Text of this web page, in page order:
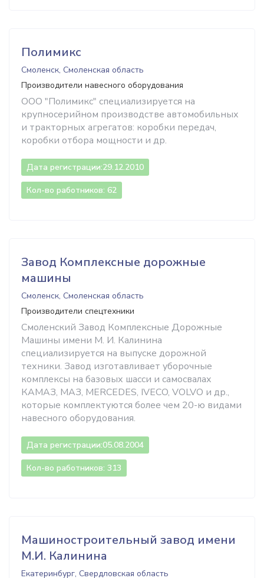
Полимикс
Смоленск, Смоленская область
Производители навесного оборудования
ООО "Полимикс" специализируется на
крупносерийном производстве автомобильных
и тракторных агрегатов: коробки передач,
коробки отбора мощности и др.
Дата регистрации:29.12.2010
Кол-во работников: 62
Завод Комплексные дорожные
машины
Смоленск, Смоленская область
Производители спецтехники
Смоленский Завод Комплексные Дорожные
Машины имени М. И. Калинина
специализируется на выпуске дорожной
техники. Завод изготавливает уборочные
комплексы на базовых шасси и самосвалах
КАМАЗ, МАЗ, MERCEDES, IVECO, VOLVO и др.,
которые комплектуются более чем 20-ю видами
навесного оборудования.
Дата регистрации:05.08.2004
Кол-во работников: 313
Машиностроительный завод имени
М.И. Калинина
Екатеринбург, Свердловская область